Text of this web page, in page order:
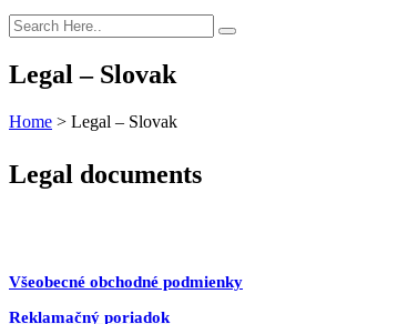
Legal – Slovak
Home > Legal – Slovak
Legal documents
Všeobecné obchodné podmienky
Reklamačný poriadok